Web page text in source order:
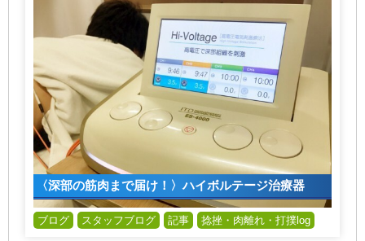
〈深部の筋肉まで届け！〉ハイボルテージ治療器
ブログ スタッフブログ 記事 捻挫・肉離れ・打撲log